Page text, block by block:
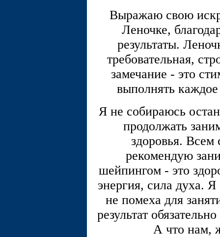
Выражаю свою
Леночке,
результаты.
требовательная,
замечание - это
выполнять
Я не собираюсь
продолжать
здоровья. Всем
рекомендую
шейпингом - это
энергия, сила духа. Я
не помеха для
результат
А что нам,